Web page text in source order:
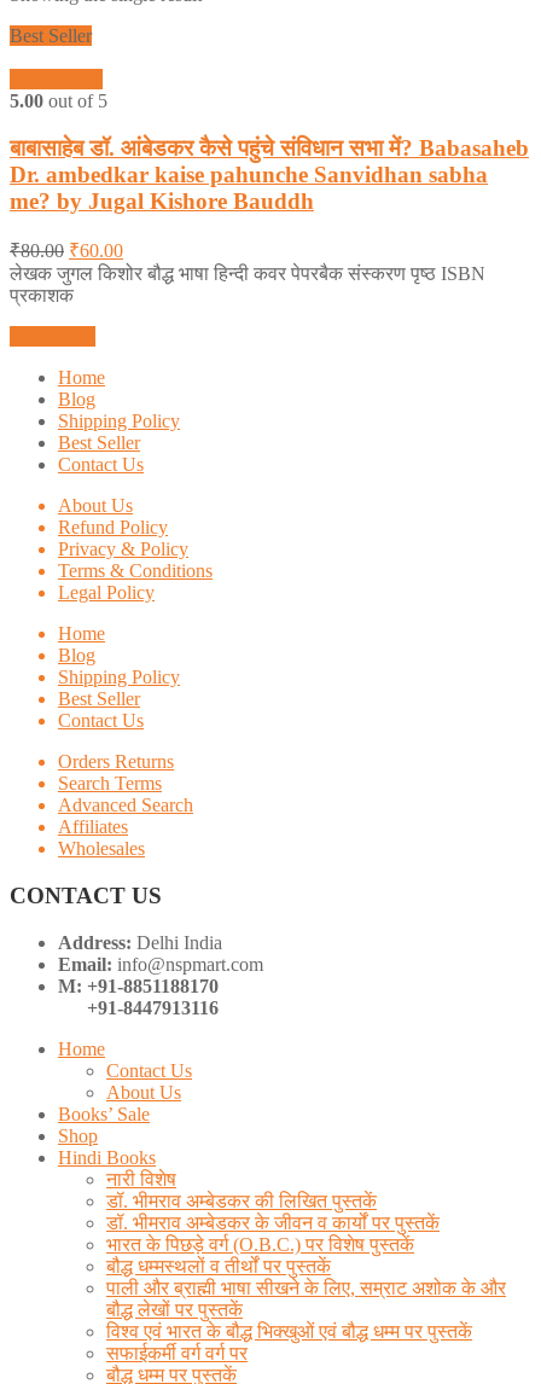
Best Seller
5.00 out of 5
बाबासाहेब डॉ. आंबेडकर कैसे पहुंचे संविधान सभा में? Babasaheb
Dr. ambedkar kaise pahunche Sanvidhan sabha
me? by Jugal Kishore Bauddh
₹80.00 ₹60.00
लेखक जुगल किशोर बौद्ध भाषा हिन्दी कवर पेपरबैक संस्करण पृष्ठ ISBN
प्रकाशक
Home
Blog
Shipping Policy
Best Seller
Contact Us
About Us
Refund Policy
Privacy & Policy
Terms & Conditions
Legal Policy
Home
Blog
Shipping Policy
Best Seller
Contact Us
Orders Returns
Search Terms
Advanced Search
Affiliates
Wholesales
CONTACT US
Address: Delhi India
Email: info@nspmart.com
M: +91-8851188170
+91-8447913116
Home
Contact Us
About Us
Books’ Sale
Shop
Hindi Books
नारी विशेष
डॉ. भीमराव अम्बेडकर की लिखित पुस्तकें
डॉ. भीमराव अम्बेडकर के जीवन व कार्यों पर पुस्तकें
भारत के पिछड़े वर्ग (O.B.C.) पर विशेष पुस्तकें
बौद्ध धम्मस्थलों व तीर्थों पर पुस्तकें
पाली और ब्राह्मी भाषा सीखने के लिए, सम्राट अशोक के और
बौद्ध लेखों पर पुस्तकें
विश्व एवं भारत के बौद्ध भिक्खुओं एवं बौद्ध धम्म पर पुस्तकें
सफाईकर्मी वर्ग वर्ग पर
बौद्ध धम्म पर पुस्तकें